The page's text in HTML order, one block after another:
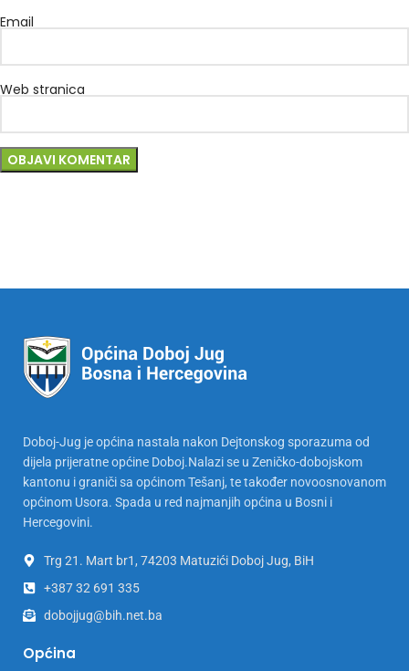
Email
Web stranica
Doboj-Jug je općina nastala nakon Dejtonskog sporazuma od
dijela prijeratne općine Doboj.Nalazi se u Zeničko-dobojskom
kantonu i graniči sa općinom Tešanj, te također novoosnovanom
općinom Usora. Spada u red najmanjih općina u Bosni i
Hercegovini.
Trg 21. Mart br1, 74203 Matuzići Doboj Jug, BiH
+387 32 691 335
dobojjug@bih.net.ba
Općina